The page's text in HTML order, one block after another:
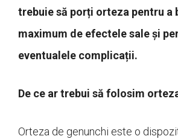
trebuie să porți orteza pentru a
maximum de efectele sale și
eventualele complicații.
De ce ar trebui să folosim
Orteza de genunchi este o